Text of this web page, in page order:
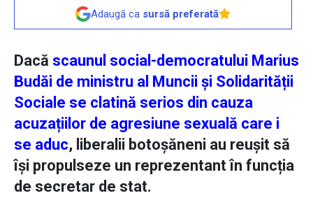
Adaugă ca sursă preferată
Dacă scaunul social-democratului Marius
Budăi de ministru al Muncii și Solidarității
Sociale se clatină serios din cauza
acuzațiilor de agresiune sexuală care i
se aduc, liberalii botoșăneni au reușit să
își propulseze un reprezentant în funcția
de secretar de stat.